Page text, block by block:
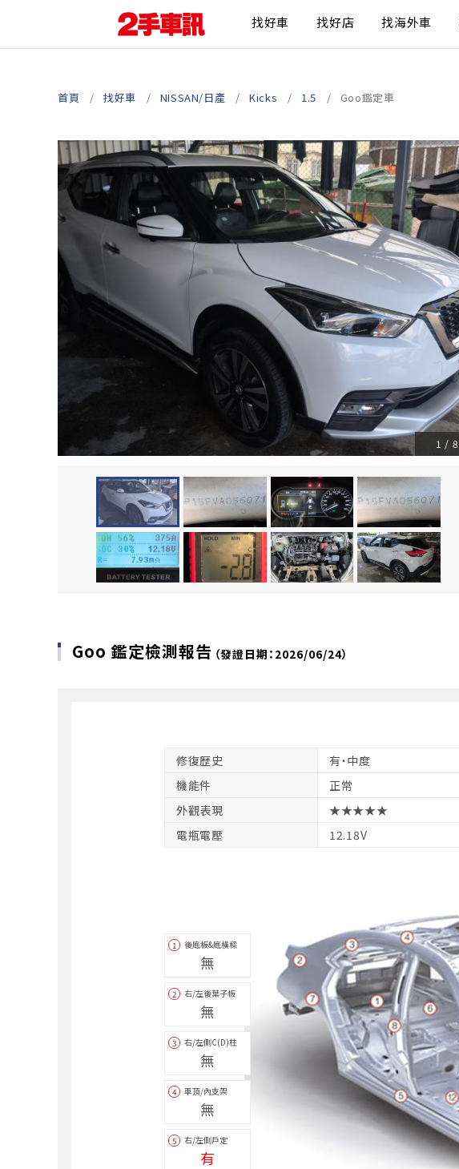
找好車 找好店 找海外車
首頁 找好車 NISSAN/日產 Kicks 1.5 Goo鑑定車
1 / 8
Goo 鑑定檢測報告 （發證日期：2026/06/24）
修復歴史 有・中度
機能件
正常
外觀表現
★★★★★
電瓶電壓
12.18V
1 後底板&底橫樑
無
2 右/左後葉子板
無
3 右/左側C(D)柱
無
4 車頂/內支架
無
5 右/左側戶定
有